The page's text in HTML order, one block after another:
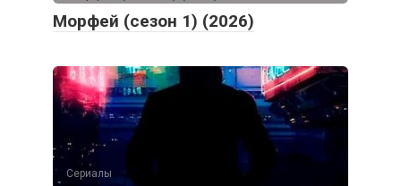
Морфей (сезон 1) (2026)
Сериалы